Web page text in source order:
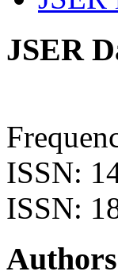
JSER
ISSN:
ISSN: